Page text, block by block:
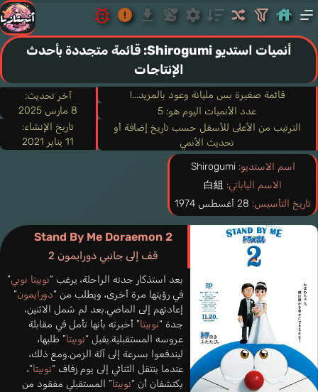
أنميات استديو Shirogumi: قائمة متجددة بأحدث
الإنتاجات
قائمة صغيرة بس مليانة وعود بالمزيد...!
عدد الأنميات اليوم هو: 5
الترتيب من الأعلى للأسفل حسب تاريخ إضافة أو
تحديث الأنمي
آخر تحديث:
8 مارس 2025
تاريخ الإنشاء:
11 يناير 2021
اسم الاستديو: Shirogumi
الاسم الياباني:
تاريخ التأسيس:
Stand By Me Doraemon 2
قف إلى جانبي دورايمون 2
بعد استذكار جدته الراحلة، يرغب “نوبيتا نوبي”
في رؤيتها مرة أخرى، ويطلب من “دورايمون”
إعادتهم إلى الماضي.بعد لم شمل الاثنين،
جدة “نوبيتا” أخبرته بأنها تأمل في مقابلة
عروسه المستقبلية.يقبل “نوبيتا” طلبها،
ليندفعوا بسرعة إلى آلة الزمن.ومع ذلك،
عندما ينتقل الثنائي إلى يوم زفاف “نوبيتا“،
يكتشفان أن “نوبيتا” المستقبلي مفقود من